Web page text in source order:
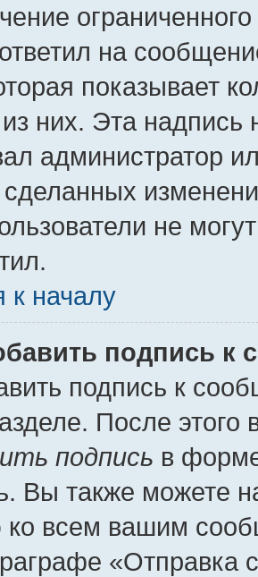
на
показывает
них. Эта
администратор
сделанных
не
к началу
подпись к
подпись к
После
подпись в
Вы также можете
всем вашим
«Отправка